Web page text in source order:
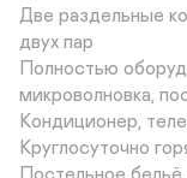
Две раздельные
двух пар
Полностью
микроволновка,
Кондиционер,
Круглосуточно